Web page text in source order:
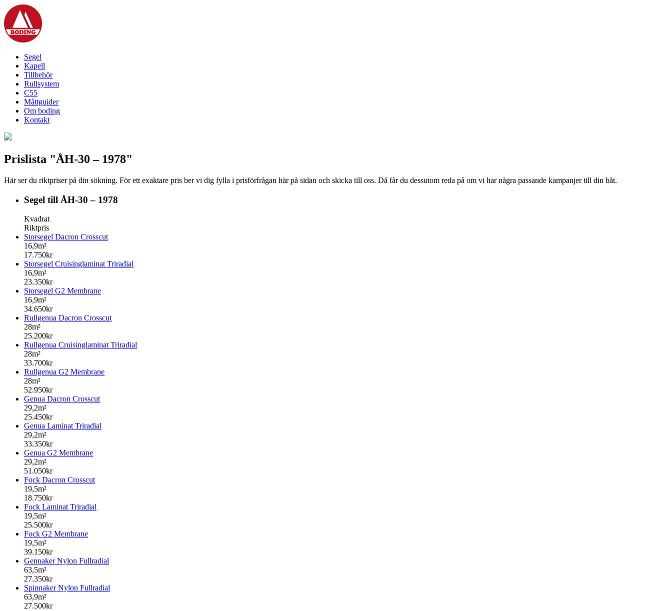
Segel
Kapell
Tillbehör
Rullsystem
C55
Måttguider
Om boding
Kontakt
Prislista "ÅH-30 – 1978"
Här ser du riktpriser på din sökning. För ett exaktare pris ber vi dig fylla i prisförfrågan här på sidan och skicka till oss. Då får du dessutom reda på om vi har några passande kampanjer till din båt.
Segel till ÅH-30 – 1978
Kvadrat
Riktpris
Storsegel Dacron Crosscut
16,9m²
17.750kr
Storsegel Cruisinglaminat Triradial
16,9m²
23.350kr
Storsegel G2 Membrane
16,9m²
34.650kr
Rullgenua Dacron Crosscut
28m²
25.200kr
Rullgenua Cruisinglaminat Triradial
28m²
33.700kr
Rullgenua G2 Membrane
28m²
52.950kr
Genua Dacron Crosscut
29,2m²
25.450kr
Genua Laminat Triradial
29,2m²
33.350kr
Genua G2 Membrane
29,2m²
51.050kr
Fock Dacron Crosscut
19,5m²
18.750kr
Fock Laminat Triradial
19,5m²
25.500kr
Fock G2 Membrane
19,5m²
39.150kr
Gennaker Nylon Fullradial
63,5m²
27.350kr
Spinnaker Nylon Fullradial
63,9m²
27.500kr